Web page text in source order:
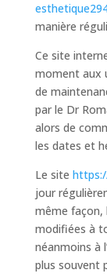
manière
Ce site
moment aux
de
par le Dr
alors de
les dates et
Le site
jour
même façon,
modifiées à
néanmoins à
plus souvent